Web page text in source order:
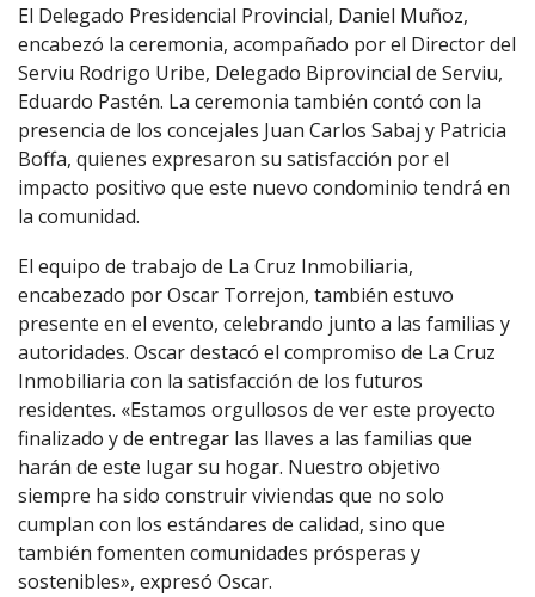
El Delegado Presidencial Provincial, Daniel Muñoz,
encabezó la ceremonia, acompañado por el Director del
Serviu Rodrigo Uribe, Delegado Biprovincial de Serviu,
Eduardo Pastén. La ceremonia también contó con la
presencia de los concejales Juan Carlos Sabaj y Patricia
Boffa, quienes expresaron su satisfacción por el
impacto positivo que este nuevo condominio tendrá en
la comunidad.
El equipo de trabajo de La Cruz Inmobiliaria,
encabezado por Oscar Torrejon, también estuvo
presente en el evento, celebrando junto a las familias y
autoridades. Oscar destacó el compromiso de La Cruz
Inmobiliaria con la satisfacción de los futuros
residentes. «Estamos orgullosos de ver este proyecto
finalizado y de entregar las llaves a las familias que
harán de este lugar su hogar. Nuestro objetivo
siempre ha sido construir viviendas que no solo
cumplan con los estándares de calidad, sino que
también fomenten comunidades prósperas y
sostenibles», expresó Oscar.